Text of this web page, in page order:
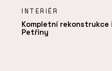
INTERIÉR
Kompletní
Petřiny